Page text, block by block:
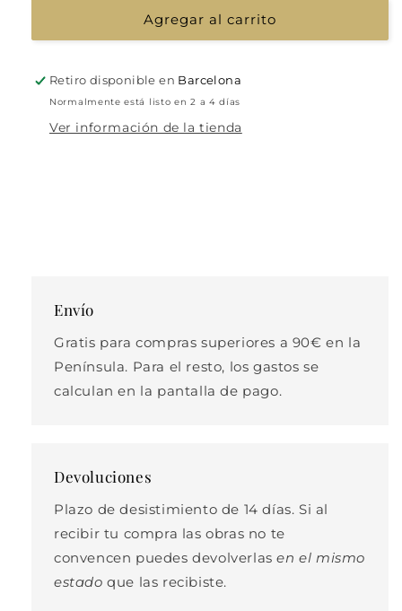
Agregar al carrito
Retiro disponible en Barcelona
Normalmente está listo en 2 a 4 días
Ver información de la tienda
Envío
Gratis para compras superiores a 90€ en la
Península. Para el resto, los gastos se
calculan en la pantalla de pago.
Devoluciones
Plazo de desistimiento de 14 días. Si al
recibir tu compra las obras no te
convencen puedes devolverlasen el mismo
estado que las recibiste.